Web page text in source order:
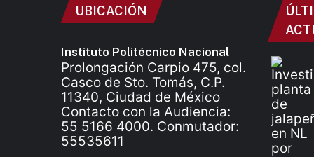
UBICACIÓN
Instituto Politécnico Nacional
Prolongación Carpio 475, col.
Casco de Sto. Tomás, C.P.
11340, Ciudad de México
Contacto con la Audiencia:
55 5166 4000. Conmutador:
55535611